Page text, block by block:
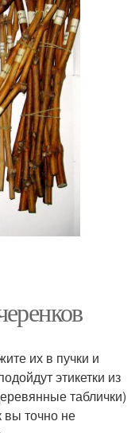
их в пучки и
этикетки из
таблички)
вы точно не